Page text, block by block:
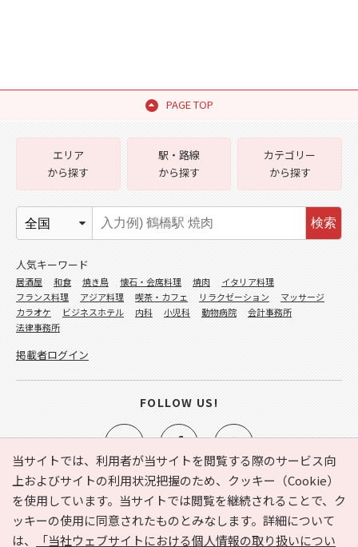
PAGE TOP
当サイトでは、利用者が当サイトを閲覧する際のサービス向
上およびサイトの利用状況把握のため、クッキー（Cookie）
を使用しています。当サイトでは閲覧を継続されることで、ク
ッキーの使用に同意されたものとみなします。詳細について
は、
「当社ウェブサイトにおける個人情報の取り扱いについ
e-NAVITA（イーナビタ）とは？ お気に入り
ヘルプ
利用規約
個人情報の取り扱いについて
運営会社
エリア
から探す
駅・路線
から探す
カテゴリー
から探す
検索
人気キーワード
居酒屋 和食 焼き鳥 懐石・会席料理 焼肉
イタリア料理
フランス料理
アジア料理 喫茶・カフェ リラクゼーション
マッサージ
カラオケ
ビジネスホテル 内科 小児科 動物病院
会計事務所
法律事務所
掲載者ログイン
FOLLOW US!